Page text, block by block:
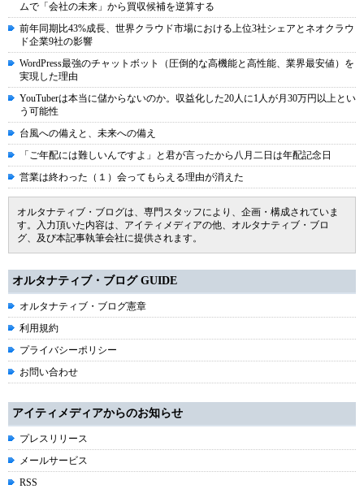
ムで「会社の未来」から買収候補を逆算する
前年同期比43%成長、世界クラウド市場における上位3社シェアとネオクラウ
ド企業9社の影響
WordPress最強のチャットボット（圧倒的な高機能と高性能、業界最安値）を
実現した理由
YouTuberは本当に儲からないのか。収益化した20人に1人が月30万円以上とい
う可能性
台風への備えと、未来への備え
「ご年配には難しいんですよ」と君が言ったから八月二日は年配記念日
営業は終わった（１）会ってもらえる理由が消えた
オルタナティブ・ブログは、専門スタッフにより、企画・構成されていま
す。入力頂いた内容は、アイティメディアの他、オルタナティブ・ブロ
グ、及び本記事執筆会社に提供されます。
オルタナティブ・ブログ GUIDE
オルタナティブ・ブログ憲章
利用規約
プライバシーポリシー
お問い合わせ
アイティメディアからのお知らせ
プレスリリース
メールサービス
RSS